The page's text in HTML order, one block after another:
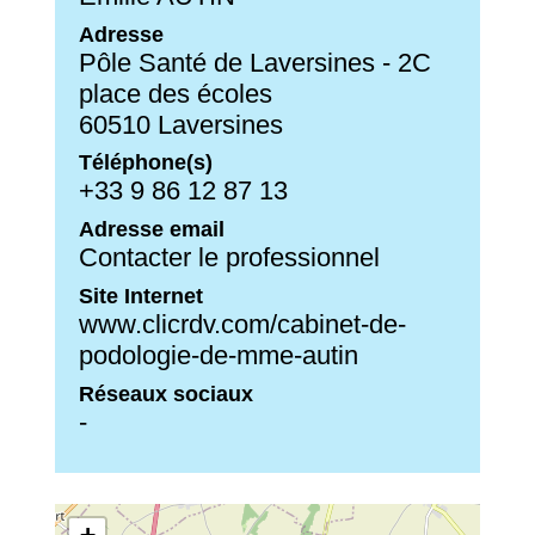
Adresse
Pôle Santé de Laversines - 2C
place des écoles
60510 Laversines
Téléphone(s)
+33 9 86 12 87 13
Adresse email
Contacter le professionnel
Site Internet
www.clicrdv.com/cabinet-de-
podologie-de-mme-autin
Réseaux sociaux
-